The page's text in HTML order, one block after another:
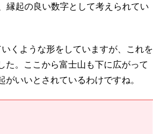
縁起の良い数字として考えられてい
くような形をしていますが、これを
た。ここから富士山も下に広がって
いいとされているわけですね。